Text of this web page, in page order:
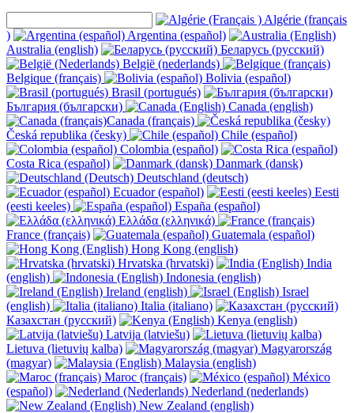
Algérie (français
)
Argentina (español)
Australia (english)
Беларусь (русский)
België (nederlands)
Belgique (français)
Bolivia (español)
Brasil (portugués)
България (български)
Canada (english)
Canada (français)
Česká republika (česky)
Chile (español)
Colombia (español)
Costa Rica (español)
Danmark (dansk)
Deutschland (deutsch)
Ecuador (español)
Eesti
(eesti keeles)
España (español)
Ελλάδα (ελληνικά)
France (français)
Guatemala (español)
Hong Kong (english)
Hrvatska (hrvatski)
India
(english)
Indonesia (english)
Ireland (english)
Israel
(english)
Italia (italiano)
Казахстан (русский)
Kenya (english)
Latvija (latviešu)
Lietuva (lietuvių kalba)
Magyarország
(magyar)
Malaysia (english)
Maroc (français)
México
(español)
Nederland (nederlands)
New Zealand (english)